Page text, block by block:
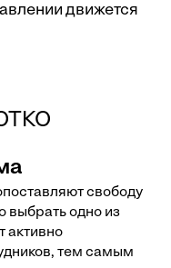
движется
свободу
выбрать одно из
активно
тем самым